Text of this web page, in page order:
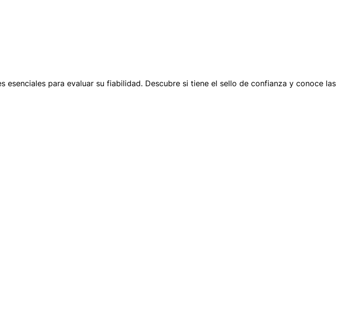
para evaluar su fiabilidad. Descubre si tiene el sello de confianza y conoce las